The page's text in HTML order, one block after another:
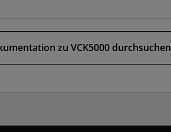
zu VCK5000 durchsuchen